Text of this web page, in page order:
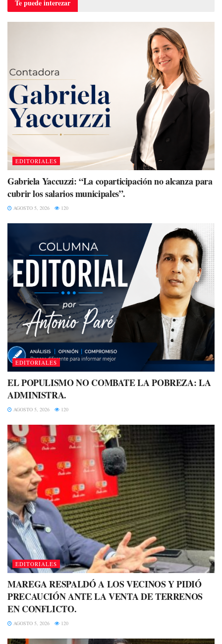
Te puedeinterezar
EDITORIALES
Gabriela Yaccuzzi: “La coparticipación no alcanza para
cubrir los salarios municipales”.
AGOSTO 5, 2026 120
EDITORIALES
EL POPULISMO NO COMBATE LA POBREZA: LA
ADMINISTRA.
AGOSTO 5, 2026 120
EDITORIALES
MAREGA RESPALDÓ A LOS VECINOS Y PIDIÓ
PRECAUCIÓN ANTE LA VENTA DE TERRENOS
EN CONFLICTO.
AGOSTO 5, 2026 120